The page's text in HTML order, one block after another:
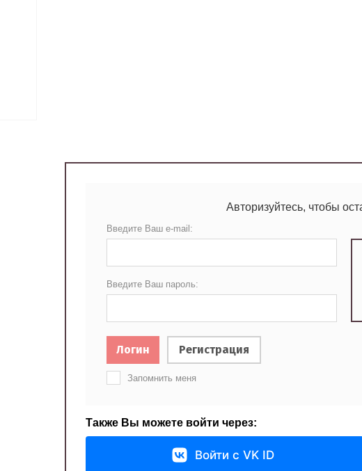
Авторизуйтесь, чтобы
Введите Ваш e-mail:
Введите Ваш пароль:
Логин Регистрация
Запомнить меня
Также Вы можете войти через:
Войти с VK ID